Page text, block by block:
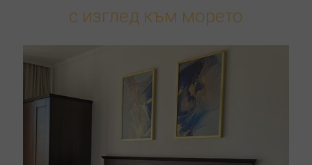
с изглед към морето